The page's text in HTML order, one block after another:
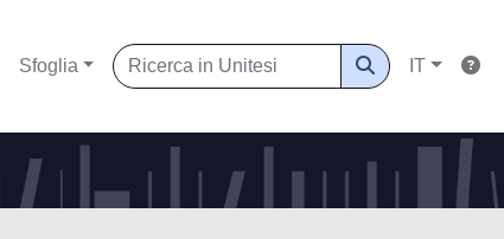
Sfoglia IT